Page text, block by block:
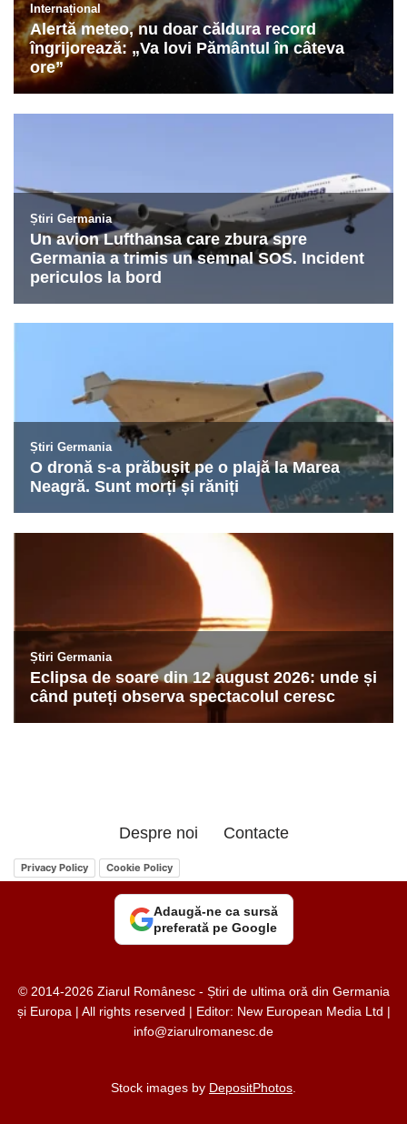
Despre noi Contacte
Privacy Policy Cookie Policy
Adaugă-ne ca sursă
preferată pe Google
© 2014-2026 Ziarul Românesc - Știri de ultima oră din Germania
și Europa | All rights reserved | Editor: New European Media Ltd |
info@ziarulromanesc.de
Stock images by DepositPhotos